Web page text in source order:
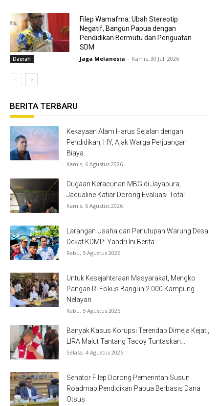
Daerah
Filep Wamafma: Ubah Stereotip
Negatif, Bangun Papua dengan
Pendidikan Bermutu dan Penguatan
SDM
Jaga Melanesia - Kamis, 30 Juli 2026
BERITA TERBARU
Kekayaan Alam Harus Sejalan dengan
Pendidikan, HY, Ajak Warga Perjuangan
Biaya...
Kamis, 6 Agustus 2026
Dugaan Keracunan MBG di Jayapura,
Jaqualine Kafiar Dorong Evaluasi Total
Kamis, 6 Agustus 2026
Larangan Usaha dan Penutupan Warung Desa
Dekat KDMP: Yandri Ini Berita...
Rabu, 5 Agustus 2026
Untuk Kesejahteraan Masyarakat, Mengko
Pangan RI Fokus Bangun 2.000 Kampung
Nelayan
Rabu, 5 Agustus 2026
Banyak Kasus Korupsi Terendap Dimeja Kejati,
LIRA Malut Tantang Tacoy Tuntaskan...
Selasa, 4 Agustus 2026
Senator Filep Dorong Pemerintah Susun
Roadmap Pendidikan Papua Berbasis Dana
Otsus